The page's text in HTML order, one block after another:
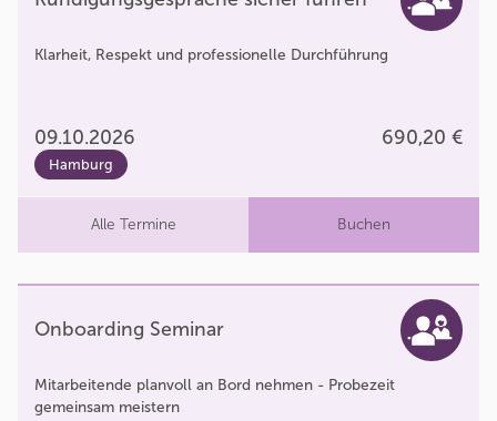
Klarheit, Respekt und professionelle Durchführung
09.10.2026 690,20 €
Hamburg
Alle Termine Buchen
Onboarding Seminar
Mitarbeitende planvoll an Bord nehmen - Probezeit
gemeinsam meistern